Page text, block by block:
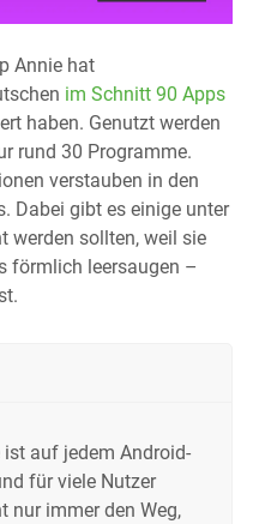
Annie hat
im Schnitt 90 Apps
haben. Genutzt werden
rund 30 Programme.
verstauben in den
Dabei gibt es einige unter
werden sollten, weil sie
förmlich leersaugen –
ist auf jedem Android-
für viele Nutzer
nur immer den Weg,